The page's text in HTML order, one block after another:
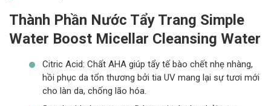
Thành Phần Nước Tẩy Trang Simple
Water Boost Micellar Cleansing Water
Citric Acid: Chất AHA giúp tẩy tế bào chết nhẹ nhàng,
hồi phục da tổn thương bởi tia UV mang lại sự tươi mới
cho làn da, chống lão hóa.